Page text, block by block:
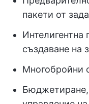
пакети от
Интелигентна
създаване на
Многобройни